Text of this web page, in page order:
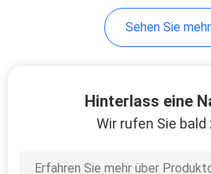
lineare
Sehen Sie
Hinterlass eine
Wir rufen Sie bald